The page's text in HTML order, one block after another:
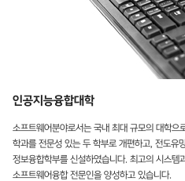
인공지능융합대학
소프트웨어분야로서는 국내 최대 규모의 대학으
학과를 전문성 있는 두 학부로 개편하고, 전도유
정보융합학부를 신설하였습니다. 최고의 시스템
소프트웨어융합 전문인을 양성하고 있습니다.